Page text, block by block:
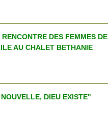
DES FEMMES DE
AU CHALET BETHANIE
DIEU EXISTE"